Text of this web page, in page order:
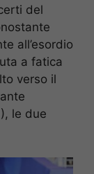
del
all’esordio
a fatica
verso il
le due